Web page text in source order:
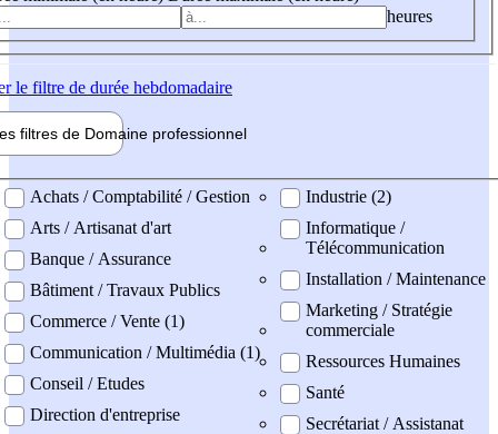
heures
le filtre de durée hebdomadaire
filtres de Domaine professionnel
professionel
Achats / Comptabilité / Gestion
Arts / Artisanat d'art
Banque / Assurance
Bâtiment / Travaux Publics
Commerce / Vente (1)
Communication / Multimédia (1)
Conseil / Etudes
Direction d'entreprise
Industrie (2)
Informatique /
Télécommunication
Installation / Maintenance
Marketing / Stratégie
commerciale
Ressources Humaines
Santé
Secrétariat / Assistanat